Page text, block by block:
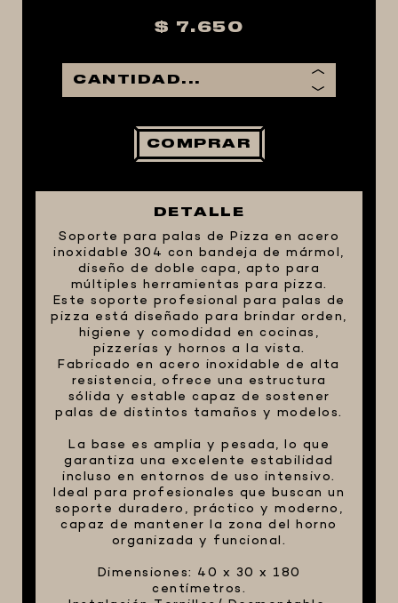
MALTAS
HORNOS PORTÁTILES PIZZA
NAPOLETANA
MASA MADRE
HARINAS ITALIANAS
HARINAS ARGENTINAS
CAFETERAS Y AFINES
CAFÉ
PARRILLA
MERCHANDISING
$ 7.650
COMPRAR
DETALLE
Soporte para palas de Pizza en acero
inoxidable 304 con bandeja de mármol,
diseño de doble capa, apto para
múltiples herramientas para pizza.
Este soporte profesional para palas de
pizza está diseñado para brindar orden,
higiene y comodidad en cocinas,
pizzerías y hornos a la vista.
Fabricado en acero inoxidable de alta
resistencia, ofrece una estructura
sólida y estable capaz de sostener
palas de distintos tamaños y modelos.
La base es amplia y pesada, lo que
garantiza una excelente estabilidad
incluso en entornos de uso intensivo.
Ideal para profesionales que buscan un
soporte duradero, práctico y moderno,
capaz de mantener la zona del horno
organizada y funcional.
Dimensiones: 40 x 30 x 180
centímetros.